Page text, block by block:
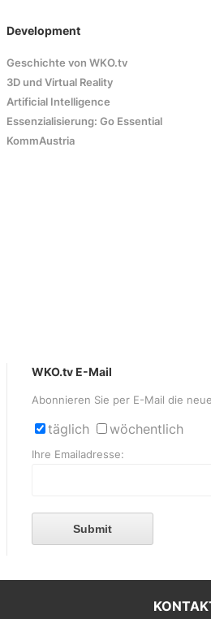
Development
Geschichte von WKO.tv
3D und Virtual Reality
Artificial Intelligence
Essenzialisierung: Go Essential
KommAustria
WKO.tv E-Mail
Abonnieren Sie per E-Mail die
täglich wöchentlich
Ihre Emailadresse:
Submit